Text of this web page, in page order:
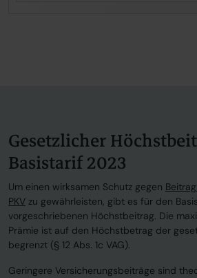
Gesetzlicher
Basistarif 2023
Um einen wirksamen Schutz gegen
PKV zu gewährleisten, gibt es für den
vorgeschriebenen Höchstbeitrag. Die
Prämie ist auf den Höchstbetrag der
begrenzt (§ 12 Abs. 1c VAG).
Geringere Versicherungsbeiträge sind